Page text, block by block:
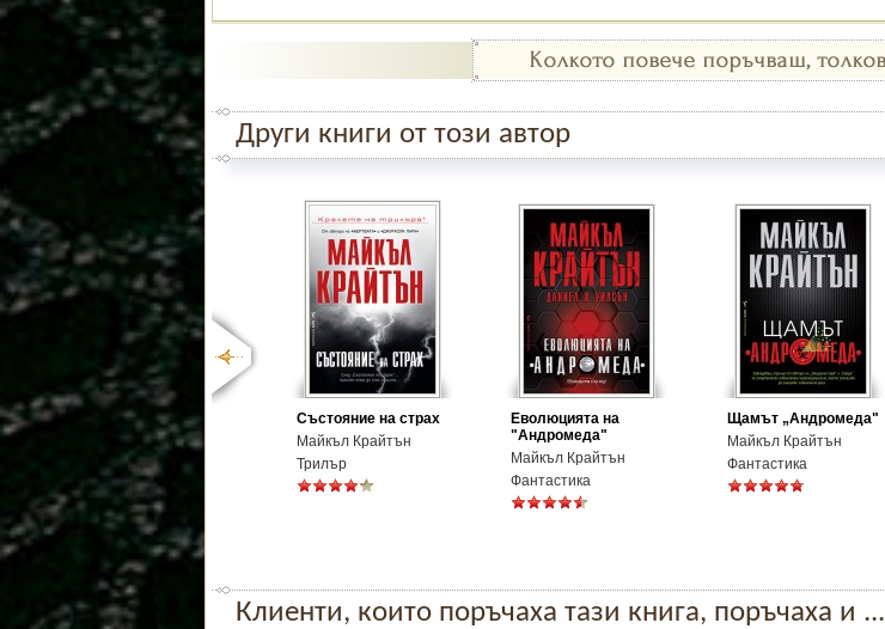
Други книги от този автор
Състояние на страх
Майкъл Крайтън
Трилър
Еволюцията на
"Андромеда"
Майкъл Крайтън
Фантастика
Щамът „Андромеда"
Майкъл Крайтън
Фантастика
Клиенти, които поръчаха тази книга, поръчаха и ...